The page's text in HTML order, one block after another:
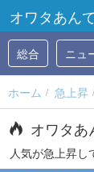
オワタあん
総合 ニュ
ホーム 急上昇
オワタあ
人気が急上昇し